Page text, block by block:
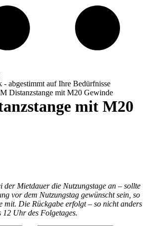
- abgestimmt auf Ihre Bedürfnisse
Distanzstange mit M20 Gewinde
mit M20
der Mietdauer die Nutzungstage an – sollte
vor dem Nutzungstag gewünscht sein, so
mit. Die Rückgabe erfolgt – so nicht anders
Uhr des Folgetages.